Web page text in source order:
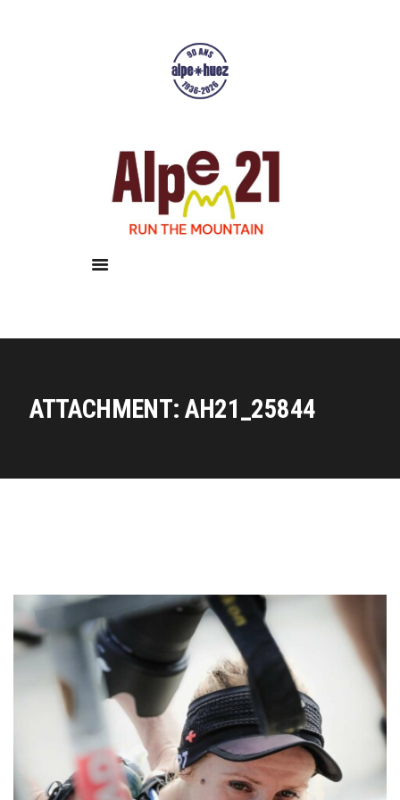
ATTACHMENT: AH21_25844
Résultats
Galerie
Infos pratiques